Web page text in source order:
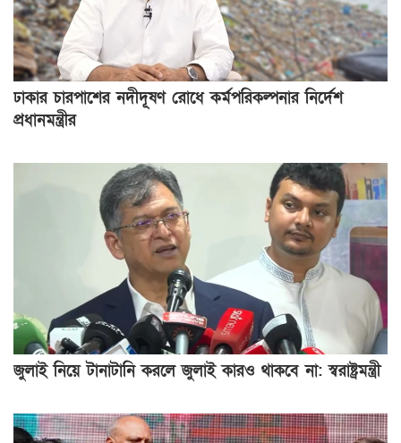
ঢাকার চারপাশের নদীদূষণ রোধে কর্মপরিকল্পনার নির্দেশ
প্রধানমন্ত্রীর
জুলাই নিয়ে টানাটানি করলে জুলাই কারও থাকবে না: স্বরাষ্ট্রমন্ত্রী